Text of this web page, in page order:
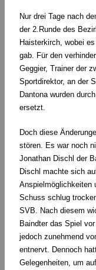
Nur drei Tage nach
der 2.Runde des
Haisterkirch, wobei
gab. Für den
Geggier, Trainer der
Sportdirektor, an der
Dantona wurden
ersetzt.
Doch diese
stören. Es war noch
Jonathan Dischl der
Dischl machte sich
Anspielmöglichkeiten
Schuss schlug
SVB. Nach diesem
Baindter das Spiel
jedoch zunehmend
entnervt. Dennoch
Gelegenheiten, um